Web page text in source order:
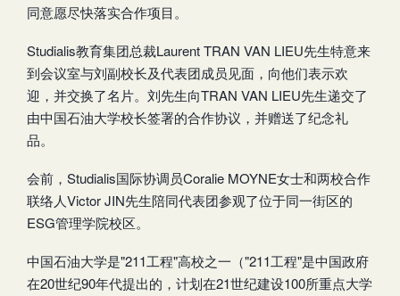
同意愿尽快落实合作项目。
Studialis教育集团总裁Laurent TRAN VAN LIEU先生特意来
到会议室与刘副校长及代表团成员见面，向他们表示欢
迎，并交换了名片。刘先生向TRAN VAN LIEU先生递交了
由中国石油大学校长签署的合作协议，并赠送了纪念礼
品。
会前，Studialis国际协调员Coralie MOYNE女士和两校合作
联络人Victor JIN先生陪同代表团参观了位于同一街区的
ESG管理学院校区。
中国石油大学是"211工程"高校之一（"211工程"是中国政府
在20世纪90年代提出的，计划在21世纪建设100所重点大学